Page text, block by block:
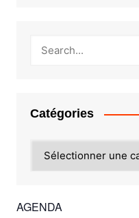
Catégories
AGENDA